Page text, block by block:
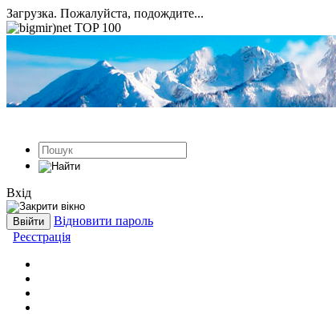
Загрузка. Пожалуйста, подождите...
Вхід
Відновити пароль
Реєстрація